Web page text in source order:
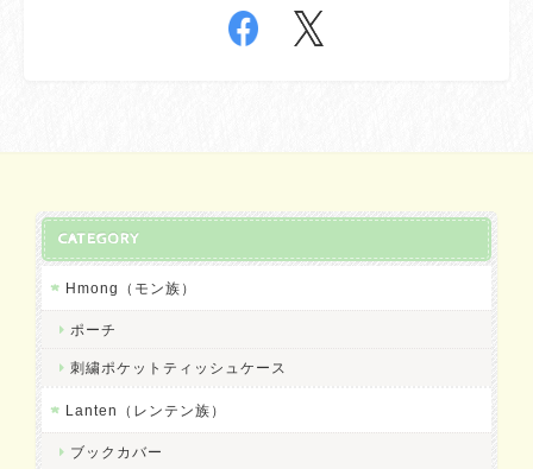
CATEGORY
Hmong（モン族）
ポーチ
刺繍ポケットティッシュケース
Lanten（レンテン族）
ブックカバー